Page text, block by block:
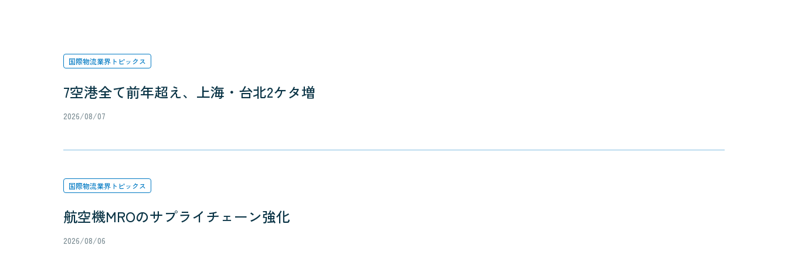
国際物流業界トピックス
7空港全て前年超え、上海・台北2ケタ増
2026/08/07
国際物流業界トピックス
航空機MROのサプライチェーン強化
2026/08/06